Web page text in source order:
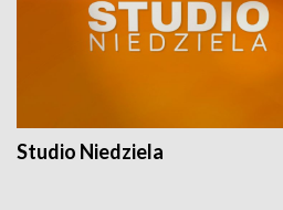
Studio Niedziela